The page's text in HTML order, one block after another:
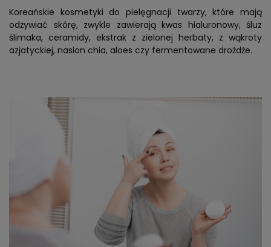
Koreańskie kosmetyki do pielęgnacji twarzy, które mają
odżywiać skórę, zwykle zawierają kwas hialuronowy, śluz
ślimaka, ceramidy, ekstrak z zielonej herbaty, z wąkroty
azjatyckiej, nasion chia, aloes czy fermentowane drożdże.